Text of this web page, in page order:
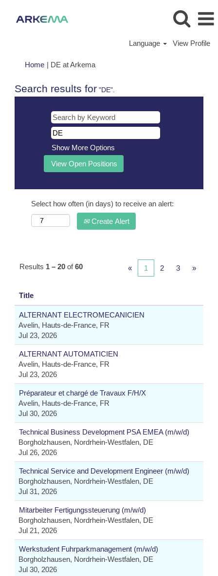
Language View Profile
Home | DE at Arkema(current
Search results for "DE".
Show More Options
Select how often (in days) to receive an alert:
Create Alert
Results 1 – 20 of60 « 1 2 3 »
Title
ALTERNANT ELECTROMECANICIEN
Avelin, Hauts-de-France, FR
Jul 23, 2026
ALTERNANT AUTOMATICIEN
Avelin, Hauts-de-France, FR
Jul 23, 2026
Préparateur et chargé de Travaux F/H/X
Avelin, Hauts-de-France, FR
Jul 30, 2026
Technical Business Development PSA EMEA (m/w/d)
Borgholzhausen, Nordrhein-Westfalen, DE
Jul 26, 2026
Technical Service and Development Engineer (m/w/d)
Borgholzhausen, Nordrhein-Westfalen, DE
Jul 31, 2026
Mitarbeiter Fertigungssteuerung (m/w/d)
Borgholzhausen, Nordrhein-Westfalen, DE
Jul 21, 2026
Werkstudent Fuhrparkmanagement (m/w/d)
Borgholzhausen, Nordrhein-Westfalen, DE
Jul 30, 2026